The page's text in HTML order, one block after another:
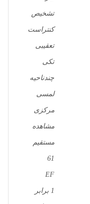
تشخیص
کنتراست
تعقیبی
تکی
چندناحیه
لمسی
مرکزی
مشاهده
مستقیم
61
EF
1 برابر